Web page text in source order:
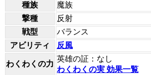
種族
魔族
撃種
反射
戦型
バランス
アビリティ
反風
わくわくの力
英雄の証：なし
わくわくの実 効果一覧